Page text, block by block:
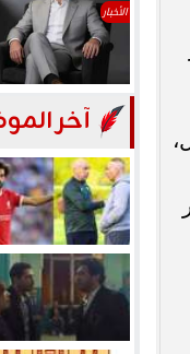
الأخبار
آخر